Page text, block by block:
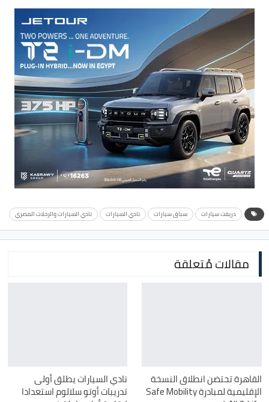
دريفت سيارات سباق سيارات نادي السيارات نادي السيارات والرحلات المصري
مقالات مُتعلقة
القاهرة تحتضن انطلاق النسخة
الإقليمية لمبادرة Safe Mobility
نادي السيارات يطلق أولى
تدريبات أوتو سلالوم استعدادا